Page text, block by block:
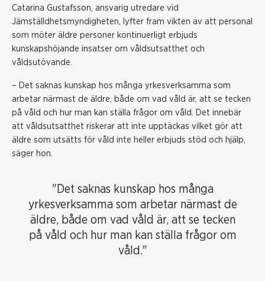
Catarina Gustafsson, ansvarig utredare vid
Jämställdhetsmyndigheten, lyfter fram vikten av att personal
som möter äldre personer kontinuerligt erbjuds
kunskapshöjande insatser om våldsutsatthet och
våldsutövande.
– Det saknas kunskap hos många yrkesverksamma som
arbetar närmast de äldre, både om vad våld är, att se tecken
på våld och hur man kan ställa frågor om våld. Det innebär
att våldsutsatthet riskerar att inte upptäckas vilket gör att
äldre som utsätts för våld inte heller erbjuds stöd och hjälp,
säger hon.
"Det saknas kunskap hos många
yrkesverksamma som arbetar närmast de
äldre, både om vad våld är, att se tecken
på våld och hur man kan ställa frågor om
våld."